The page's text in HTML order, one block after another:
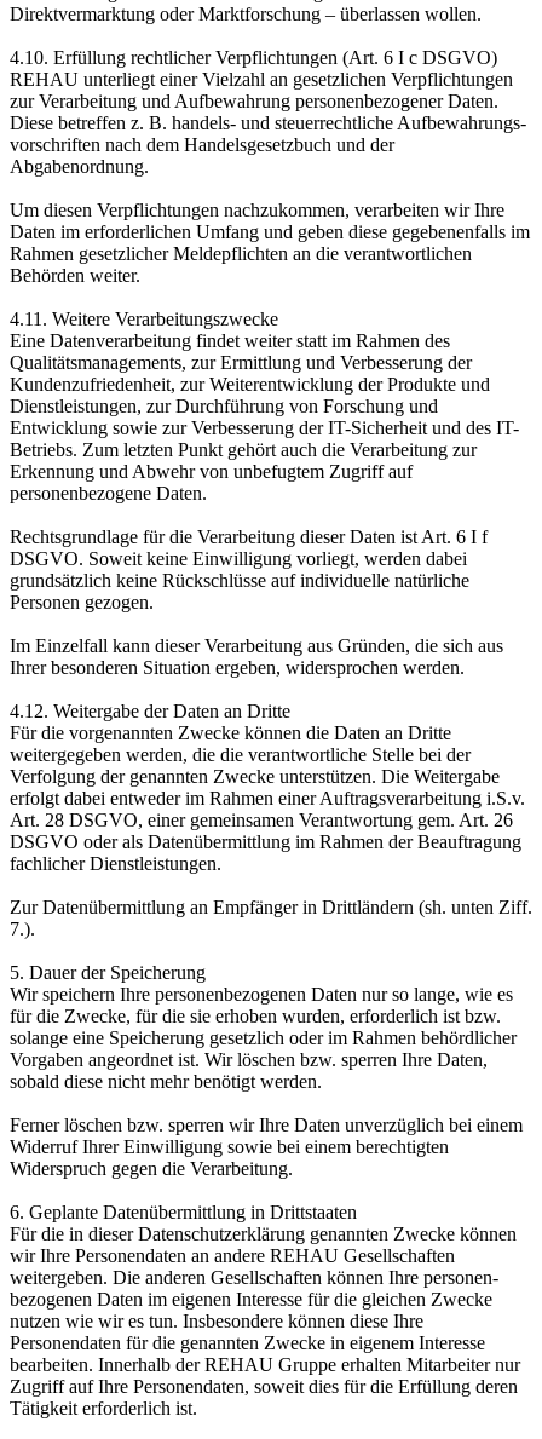
Direktvermarktung oder Marktforschung – überlassen wollen.
4.10. Erfüllung rechtlicher Verpflichtungen (Art. 6 I c DSGVO)
REHAU unterliegt einer Vielzahl an gesetzlichen Verpflichtungen
zur Verarbeitung und Aufbewahrung personen­bezogener Daten.
Diese betreffen z. B. handels- und steuerrechtliche Aufbewahrungs­
vorschriften nach dem Handelsgesetzbuch und der
Abgabenordnung.
Um diesen Verpflichtungen nachzukommen, verarbeiten wir Ihre
Daten im erforderlichen Umfang und geben diese gegebenenfalls im
Rahmen gesetzlicher Meldepflichten an die verantwortlichen
Behörden weiter.
4.11. Weitere Verarbeitungszwecke
Eine Datenverarbeitung findet weiter statt im Rahmen des
Qualitätsmanagements, zur Ermittlung und Verbesserung der
Kundenzufriedenheit, zur Weiterentwicklung der Produkte und
Dienstleistungen, zur Durchführung von Forschung und
Entwicklung sowie zur Verbesserung der IT-Sicherheit und des IT-
Betriebs. Zum letzten Punkt gehört auch die Verarbeitung zur
Erkennung und Abwehr von unbefugtem Zugriff auf
personenbezogene Daten.
Rechtsgrundlage für die Verarbeitung dieser Daten ist Art. 6 I f
DSGVO. Soweit keine Einwilligung vorliegt, werden dabei
grundsätzlich keine Rückschlüsse auf individuelle natürliche
Personen gezogen.
Im Einzelfall kann dieser Verarbeitung aus Gründen, die sich aus
Ihrer besonderen Situation ergeben, widersprochen werden.
4.12. Weitergabe der Daten an Dritte
Für die vorgenannten Zwecke können die Daten an Dritte
weitergegeben werden, die die verantwortliche Stelle bei der
Verfolgung der genannten Zwecke unterstützen. Die Weitergabe
erfolgt dabei entweder im Rahmen einer Auftragsverarbeitung i.S.v.
Art. 28 DSGVO, einer gemeinsamen Verantwortung gem. Art. 26
DSGVO oder als Datenübermittlung im Rahmen der Beauftragung
fachlicher Dienstleistungen.
Zur Datenübermittlung an Empfänger in Drittländern (sh. unten Ziff.
7.).
5. Dauer der Speicherung
Wir speichern Ihre personenbezogenen Daten nur so lange, wie es
für die Zwecke, für die sie erhoben wurden, erforderlich ist bzw.
solange eine Speicherung gesetzlich oder im Rahmen behördlicher
Vorgaben angeordnet ist. Wir löschen bzw. sperren Ihre Daten,
sobald diese nicht mehr benötigt werden.
Ferner löschen bzw. sperren wir Ihre Daten unverzüglich bei einem
Widerruf Ihrer Einwilligung sowie bei einem berechtigten
Widerspruch gegen die Verarbeitung.
6. Geplante Datenübermittlung in Drittstaaten
Für die in dieser Datenschutzerklärung genannten Zwecke können
wir Ihre Personendaten an andere REHAU Gesellschaften
weitergeben. Die anderen Gesellschaften können Ihre personen­
bezogenen Daten im eigenen Interesse für die gleichen Zwecke
nutzen wie wir es tun. Insbesondere können diese Ihre
Personendaten für die genannten Zwecke in eigenem Interesse
bearbeiten. Innerhalb der REHAU Gruppe erhalten Mitarbeiter nur
Zugriff auf Ihre Personendaten, soweit dies für die Erfüllung deren
Tätigkeit erforderlich ist.